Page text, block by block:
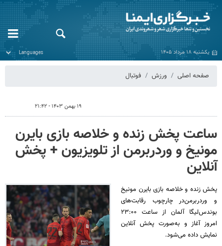
یکشنبه ۱۸ مرداد ۱۴۰۵
صفحه اصلی ورزش فوتبال
۱۹ بهمن ۱۴۰۳ - ۲۱:۴۲
ساعت پخش زنده و خلاصه بازی بایرن
مونیخ و وردربرمن‌ از تلویزیون + پخش
آنلاین
پخش زنده و خلاصه بازی بایرن مونیخ
و وردربرمن‌در چارچوب رقابت‌های
بوندس‌لیگا آلمان از ساعت ۲۳:۰۰
امروز آغاز و به‌صورت پخش آنلاین
نمایش داده می‌شود.